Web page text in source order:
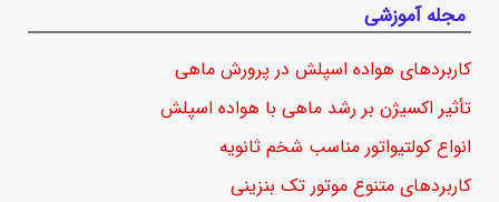
مجله آموزشی
کاربردهای هواده اسپلش در پرورش ماهی
تأثیر اکسیژن بر رشد ماهی با هواده اسپلش
انواع کولتیواتور مناسب شخم ثانویه
کاربردهای متنوع موتور تک بنزینی